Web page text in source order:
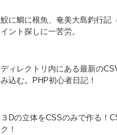
鮫に鯛に根魚、奄美大島釣行記
イント探しに一苦労。
ディレクトリ内にある最新の
み込む。PHP初心者日記！
３Dの立体をCSSのみで作る！
ク！